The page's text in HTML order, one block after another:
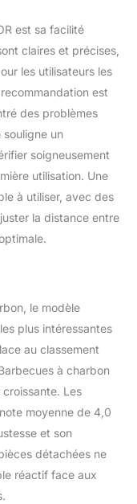
Elle est
roues
hautes
Elle est
et à
plus, la
permet
les aliments
Complets :
pour
supports de
fourchettes
les moutons
de lait.
à
les aliments.
vous
la
est sa facilité
claires et précises,
les utilisateurs les
est
des problèmes
souligne un
soigneusement
utilisation. Une
à utiliser, avec des
la distance entre
le modèle
plus intéressantes
au classement
à charbon
Les
moyenne de 4,0
et son
détachées ne
réactif face aux